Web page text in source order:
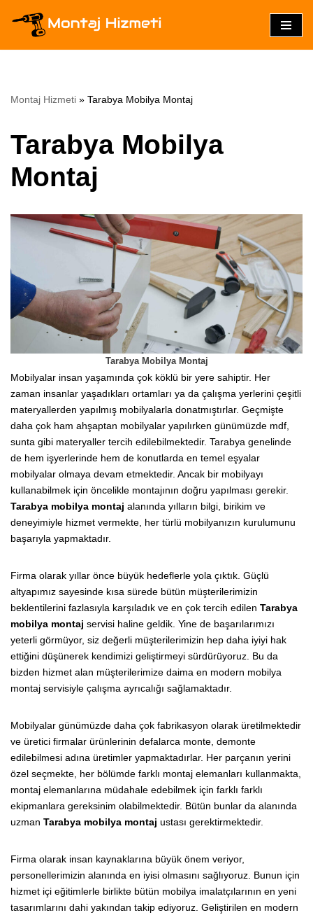
İçeriğe
geç
Montaj Hizmeti » Tarabya Mobilya Montaj
Tarabya Mobilya
Montaj
Tarabya Mobilya Montaj
Mobilyalar insan yaşamında çok köklü bir yere sahiptir. Her
zaman insanlar yaşadıkları ortamları ya da çalışma yerlerini çeşitli
materyallerden yapılmış mobilyalarla donatmıştırlar. Geçmişte
daha çok ham ahşaptan mobilyalar yapılırken günümüzde mdf,
sunta gibi materyaller tercih edilebilmektedir. Tarabya genelinde
de hem işyerlerinde hem de konutlarda en temel eşyalar
mobilyalar olmaya devam etmektedir. Ancak bir mobilyayı
kullanabilmek için öncelikle montajının doğru yapılması gerekir.
Tarabya mobilya montaj alanında yılların bilgi, birikim ve
deneyimiyle hizmet vermekte, her türlü mobilyanızın kurulumunu
başarıyla yapmaktadır.
Firma olarak yıllar önce büyük hedeflerle yola çıktık. Güçlü
altyapımız sayesinde kısa sürede bütün müşterilerimizin
beklentilerini fazlasıyla karşıladık ve en çok tercih edilen Tarabya
mobilya montaj servisi haline geldik. Yine de başarılarımızı
yeterli görmüyor, siz değerli müşterilerimizin hep daha iyiyi hak
ettiğini düşünerek kendimizi geliştirmeyi sürdürüyoruz. Bu da
bizden hizmet alan müşterilerimize daima en modern mobilya
montaj servisiyle çalışma ayrıcalığı sağlamaktadır.
Mobilyalar günümüzde daha çok fabrikasyon olarak üretilmektedir
ve üretici firmalar ürünlerinin defalarca monte, demonte
edilebilmesi adına üretimler yapmaktadırlar. Her parçanın yerini
özel seçmekte, her bölümde farklı montaj elemanları kullanmakta,
montaj elemanlarına müdahale edebilmek için farklı farklı
ekipmanlara gereksinim olabilmektedir. Bütün bunlar da alanında
uzman Tarabya mobilya montaj ustası gerektirmektedir.
Firma olarak insan kaynaklarına büyük önem veriyor,
personellerimizin alanında en iyisi olmasını sağlıyoruz. Bunun için
hizmet içi eğitimlerle birlikte bütün mobilya imalatçılarının en yeni
tasarımlarını dahi yakından takip ediyoruz. Geliştirilen en modern